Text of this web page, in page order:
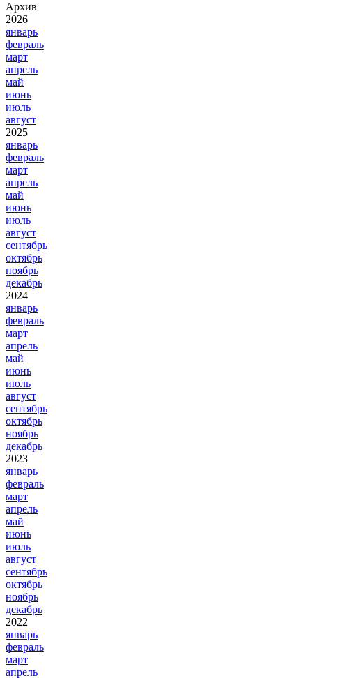
Архив
2026
январь
февраль
март
апрель
май
июнь
июль
август
2025
январь
февраль
март
апрель
май
июнь
июль
август
сентябрь
октябрь
ноябрь
декабрь
2024
январь
февраль
март
апрель
май
июнь
июль
август
сентябрь
октябрь
ноябрь
декабрь
2023
январь
февраль
март
апрель
май
июнь
июль
август
сентябрь
октябрь
ноябрь
декабрь
2022
январь
февраль
март
апрель